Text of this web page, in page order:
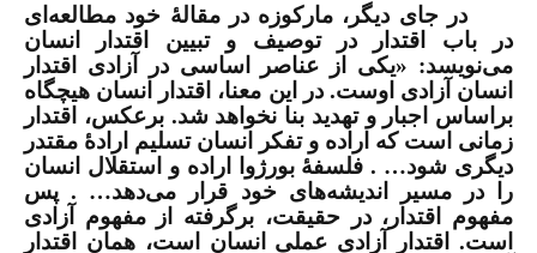
در جای دیگر، مارکوزه در مقالۀ خود مطالعه‌ای
در باب اقتدار در توصیف و تبیین اقتدار انسان
می‌نویسد: «یکی از عناصر اساسی در آزادی اقتدار
انسان آزادی اوست. در این معنا، اقتدار انسان هیچگاه
براساس اجبار و تهدید بنا نخواهد شد. برعکس، اقتدار
زمانی است که اراده و تفکر انسان تسلیم ارادۀ مقتدر
دیگری شود… . فلسفۀ بورژوا اراده و استقلال انسان
را در مسیر اندیشه‌های خود قرار می‌دهد… . پس
مفهوم اقتدار، در حقیقت، برگرفته از مفهوم آزادی
است. اقتدار آزادیِ عملی انسان است، همان اقتدار